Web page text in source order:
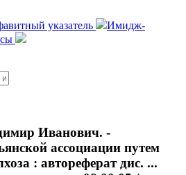
указатель
Имидж-
Иванович. -
ассоциации путем
: автореферат дис. ...